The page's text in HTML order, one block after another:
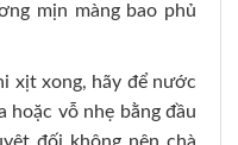
mịn màng bao phủ
xịt xong, hãy để nước
hoặc vỗ nhẹ bằng đầu
đối không nên chà